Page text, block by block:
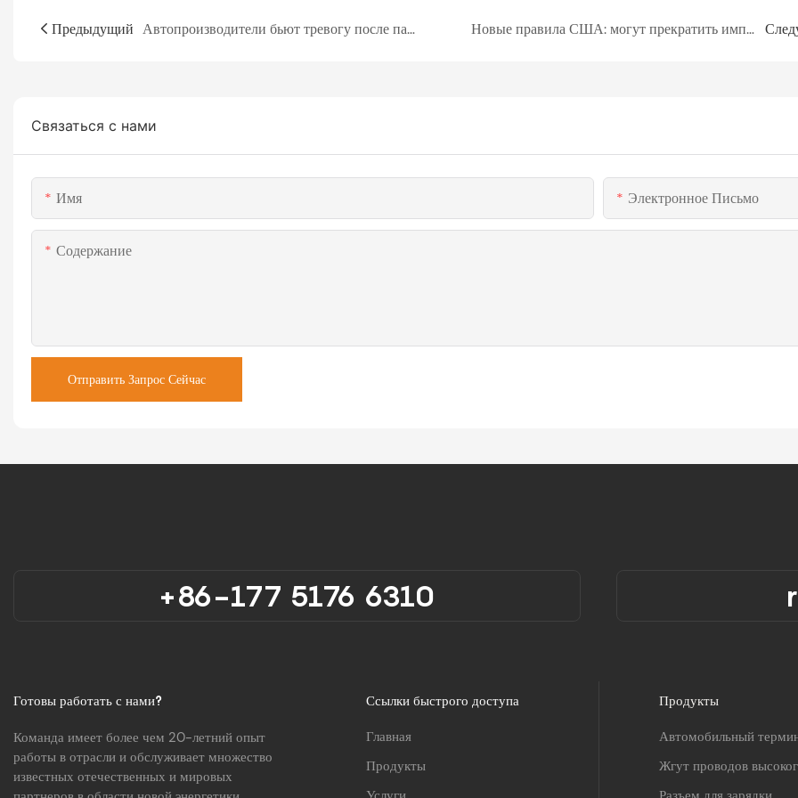
Предыдущий Автопроизводители бьют тревогу после падения продаж электромобилей в ЕС Новые правила США: могут прекратить импорт автомобилей китайского производства, что нарушит работу GM и Ford
Связаться с нами
Имя Электронное Письмо
Содержание
Отправить Запрос Сейчас
+86-177 5176 6310
Готовы работать с нами?
Команда имеет более чем 20-летний опыт
работы в отрасли и обслуживает множество
известных отечественных и мировых
Ссылки быстрого доступа
Главная
Продукты
Продукты
Автомобильный
Жгут проводов